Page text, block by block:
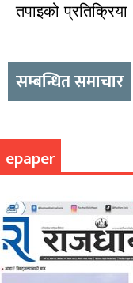
तपाइको प्रतिक्रिया
सम्बन्धित समाचार
epaper